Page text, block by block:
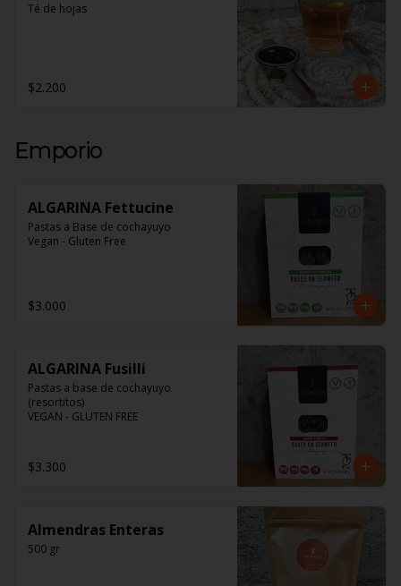
Té de hojas
$2.200
Emporio
ALGARINA Fettucine
Pastas a Base de cochayuyo
Vegan - Gluten Free
$3.000
ALGARINA Fusilli
Pastas a base de cochayuyo
(resortitos)
VEGAN - GLUTEN FREE
$3.300
Almendras Enteras
500 gr